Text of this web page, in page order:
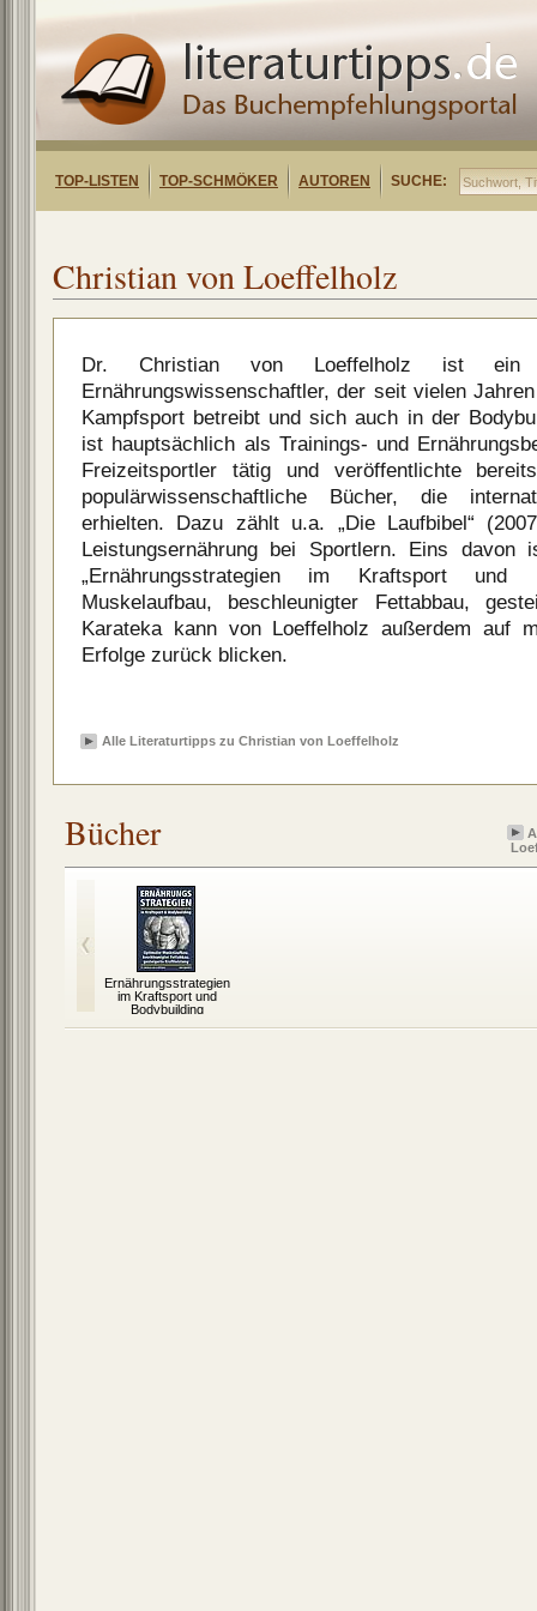
TOP-LISTEN TOP-SCHMÖKER AUTOREN SUCHE:
Christian von Loeffelholz
Dr. Christian von Loeffelholz ist ein
Ernährungswissenschaftler, der seit vielen
Kampfsport betreibt und sich auch in der
ist hauptsächlich als Trainings- und
Freizeitsportler tätig und veröffentlichte
populärwissenschaftliche Bücher, die
erhielten. Dazu zählt u.a. „Die Laufbibel“
Leistungsernährung bei Sportlern. Eins davon
„Ernährungsstrategien im Kraftsport und
Muskelaufbau, beschleunigter Fettabbau,
Karateka kann von Loeffelholz außerdem auf
Erfolge zurück blicken.
Alle Literaturtipps zu Christian von Loeffelholz
Bücher
Ernährungsstrategien
im Kraftsport und
Bodybuilding